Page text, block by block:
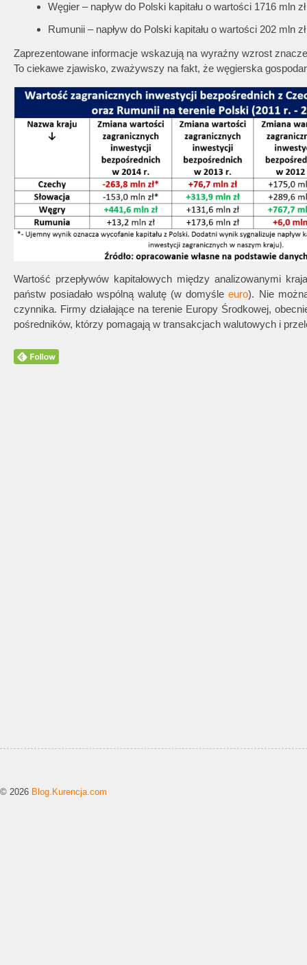
Węgier – napływ do Polski kapitału o wartości 1716 mln zł
Rumunii – napływ do Polski kapitału o wartości 202 mln zł
Zaprezentowane informacje wskazują na wyraźny wzrost
To ciekawe zjawisko, zważywszy na fakt, że węgierska
Wartość przepływów kapitałowych między analizowanymi
państw posiadało wspólną walutę (w domyśleeuro). Nie
czynnika. Firmy działające na terenie Europy Środkowej,
pośredników, którzy pomagają w transakcjach walutowych i
© 2026 Blog.Kurencja.com